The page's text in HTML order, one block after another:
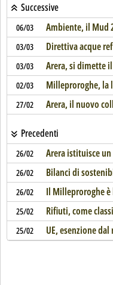
Successive
06/03 Ambiente, il Mud
03/03 Direttiva acque
03/03 Arera, si dimette
02/03 Milleproroghe, la
27/02 Arera, il nuovo
Precedenti
26/02 Arera istituisce
26/02 Bilanci di
26/02 Il Milleproroghe è
25/02 Rifiuti, come
25/02 UE, esenzione